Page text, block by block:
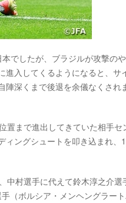
でしたが、ブラジルが攻撃の
入してくるようになると、サ
深くまで後退を余儀なくされ
置まで進出してきていた相手セ
ィングシュートを叩き込まれ、
中村選手に代えて鈴木淳之介選
（ボルシア・メンヘングラー